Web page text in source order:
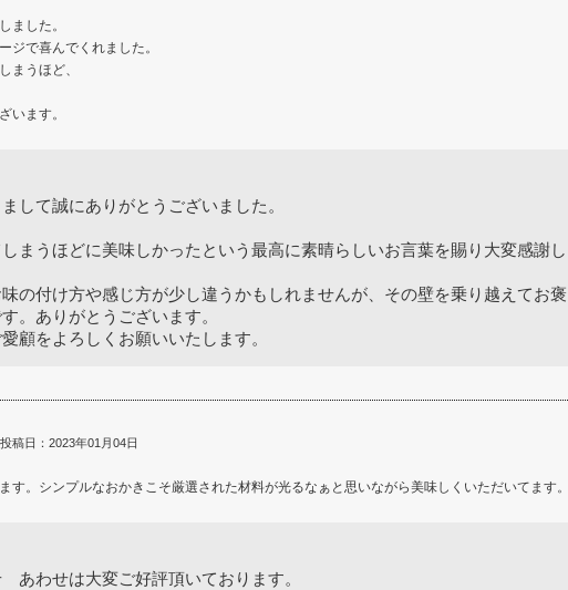
ました。
ジで喜んでくれました。
まうほど、
います。
して誠にありがとうございました。
まうほどに美味しかったという最高に素晴らしいお言葉を賜り大変感謝し
の付け方や感じ方が少し違うかもしれませんが、その壁を乗り越えてお褒
。ありがとうございます。
顧をよろしくお願いいたします。
投稿日：2023年01月04日
す。シンプルなおかきこそ厳選された材料が光るなぁと思いながら美味しくいただいてます。
あわせは大変ご好評頂いております。